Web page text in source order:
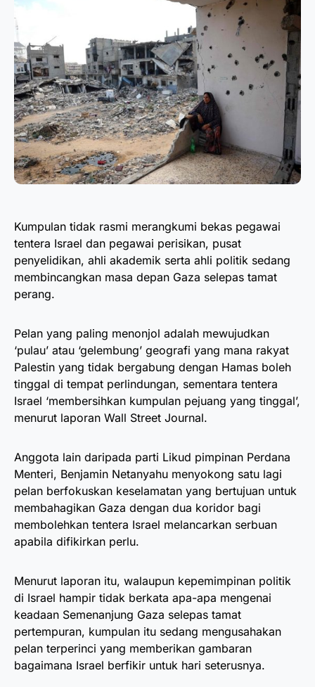
Kumpulan tidak rasmi merangkumi bekas pegawai
tentera Israel dan pegawai perisikan, pusat
penyelidikan, ahli akademik serta ahli politik sedang
membincangkan masa depan Gaza selepas tamat
perang.
Pelan yang paling menonjol adalah mewujudkan
‘pulau’ atau ‘gelembung’ geografi yang mana rakyat
Palestin yang tidak bergabung dengan Hamas boleh
tinggal di tempat perlindungan, sementara tentera
Israel ‘membersihkan kumpulan pejuang yang tinggal’,
menurut laporan Wall Street Journal.
Anggota lain daripada parti Likud pimpinan Perdana
Menteri, Benjamin Netanyahu menyokong satu lagi
pelan berfokuskan keselamatan yang bertujuan untuk
membahagikan Gaza dengan dua koridor bagi
membolehkan tentera Israel melancarkan serbuan
apabila difikirkan perlu.
Menurut laporan itu, walaupun kepemimpinan politik
di Israel hampir tidak berkata apa-apa mengenai
keadaan Semenanjung Gaza selepas tamat
pertempuran, kumpulan itu sedang mengusahakan
pelan terperinci yang memberikan gambaran
bagaimana Israel berfikir untuk hari seterusnya.